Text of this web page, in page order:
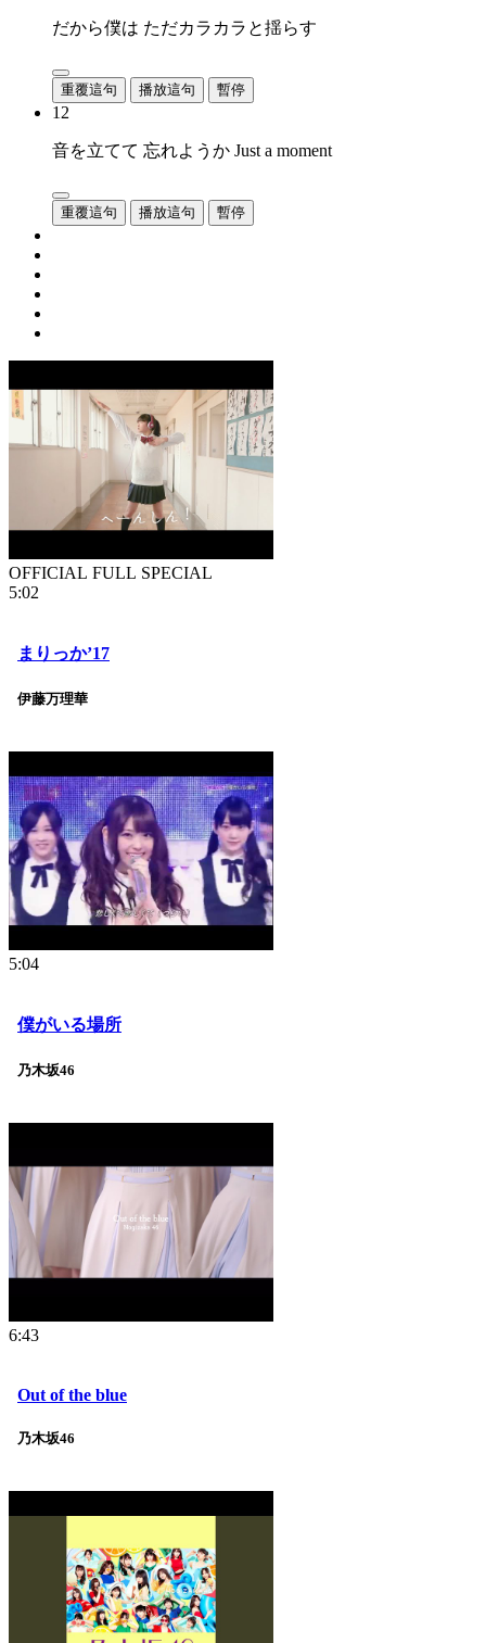
だから僕は ただカラカラと揺らす
重覆這句 播放這句 暫停
12
音を立てて 忘れようか Just a moment
重覆這句 播放這句 暫停
OFFICIAL FULL SPECIAL
5:02
まりっか’17
伊藤万理華
5:04
僕がいる場所
乃木坂46
6:43
Out of the blue
乃木坂46